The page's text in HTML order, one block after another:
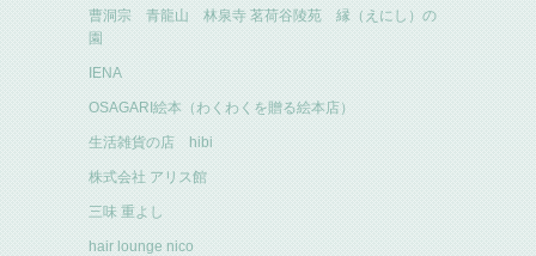
曹洞宗 青龍山 林泉寺 茗荷谷陵苑 縁（えにし）の
園
IENA
OSAGARI絵本（わくわくを贈る絵本店）
生活雑貨の店 hibi
株式会社 アリス館
三味 重よし
hair lounge nico